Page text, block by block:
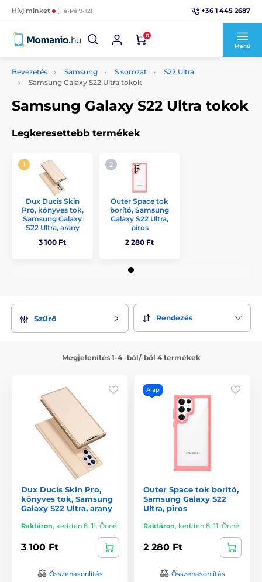
Hívj minket (Hé-Pé 9-12) +36 1 445 2687
0
Menü
Bevezetés Samsung S sorozat
S22 Ultra
Samsung Galaxy S22 Ultra tokok
Samsung Galaxy S22 Ultra tokok
Legkeresettebb termékek
Dux Ducis Skin
Pro, könyves tok,
Samsung Galaxy
S22 Ultra, arany
3 100 Ft
Outer Space tok
borító, Samsung
Galaxy S22 Ultra,
piros
2 280 Ft
Szűrő Rendezés
Megjelenítés 1-4 -ból/-ből 4 termékek
Dux Ducis Skin Pro,
könyves tok, Samsung
Galaxy S22 Ultra, arany
Raktáron, kedden 8. 11. Önnél
3 100 Ft
Összehasonlítás
Alap
Outer Space tok borító,
Samsung Galaxy S22
Ultra, piros
Raktáron, kedden 8. 11. Önnél
2 280 Ft
Összehasonlítás